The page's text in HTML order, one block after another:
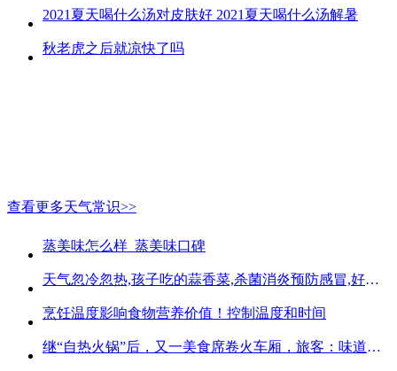
2021夏天喝什么汤对皮肤好 2021夏天喝什么汤解暑
秋老虎之后就凉快了吗
查看更多天气常识>>
蒸美味怎么样_蒸美味口碑
天气忽冷忽热,孩子吃的蒜香菜,杀菌消炎预防感冒,好吃不贵
烹饪温度影响食物营养价值！控制温度和时间
继“自热火锅”后，又一美食席卷火车厢，旅客：味道好吃又方便